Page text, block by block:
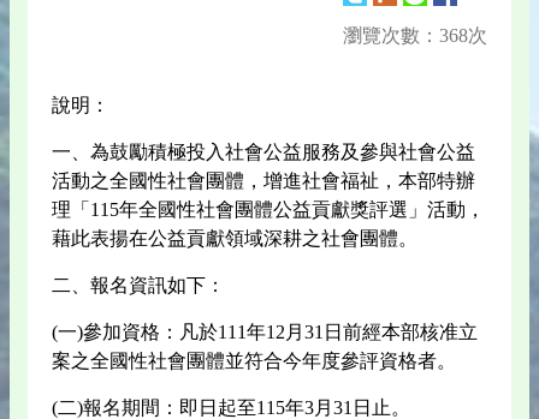
瀏覽次數：368次
說明：
一、為鼓勵積極投入社會公益服務及參與社會公益
活動之全國性社會團體，增進社會福祉，本部特辦
理「115年全國性社會團體公益貢獻獎評選」活動，
藉此表揚在公益貢獻領域深耕之社會團體。
二、報名資訊如下：
(一)參加資格：凡於111年12月31日前經本部核准立
案之全國性社會團體並符合今年度參評資格者。
(二)報名期間：即日起至115年3月31日止。